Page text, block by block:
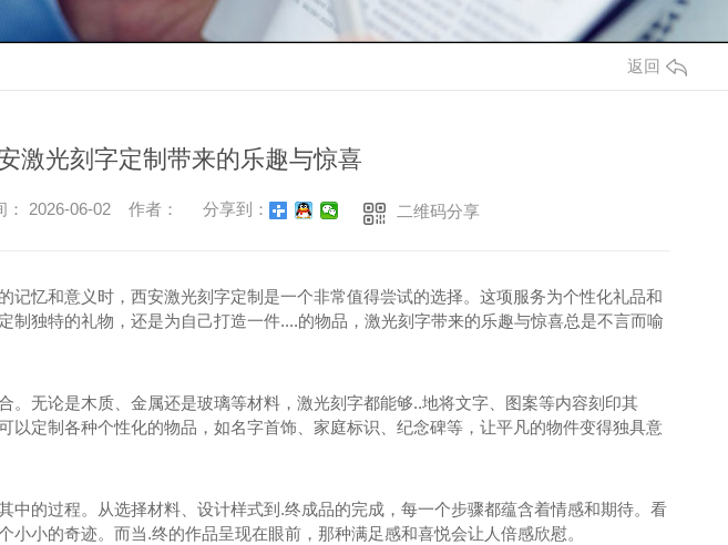
返回
激光刻字定制带来的乐趣与惊喜
2026-06-02 作者： 分享到： 二维码分享
记忆和意义时，西安激光刻字定制是一个非常值得尝试的选择。这项服务为个性化礼品和
制独特的礼物，还是为自己打造一件....的物品，激光刻字带来的乐趣与惊喜总是不言而喻
。无论是木质、金属还是玻璃等材料，激光刻字都能够..地将文字、图案等内容刻印其
以定制各种个性化的物品，如名字首饰、家庭标识、纪念碑等，让平凡的物件变得独具意
中的过程。从选择材料、设计样式到.终成品的完成，每一个步骤都蕴含着情感和期待。看
小的奇迹。而当.终的作品呈现在眼前，那种满足感和喜悦会让人倍感欣慰。